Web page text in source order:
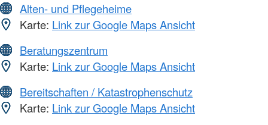
Alten- und Pflegeheime
Karte: Link zur Google Maps Ansicht
Beratungszentrum
Karte: Link zur Google Maps Ansicht
Bereitschaften / Katastrophenschutz
Karte: Link zur Google Maps Ansicht